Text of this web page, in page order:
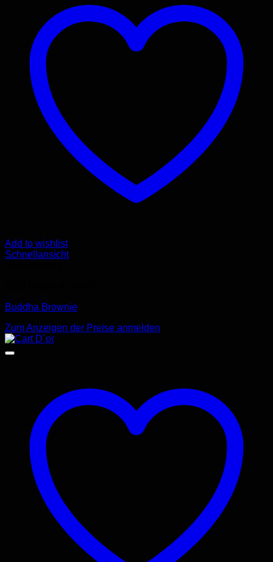
Add to wishlist
Schnellansicht
Buddha Brownie
Zum Anzeigen der Preise anmelden